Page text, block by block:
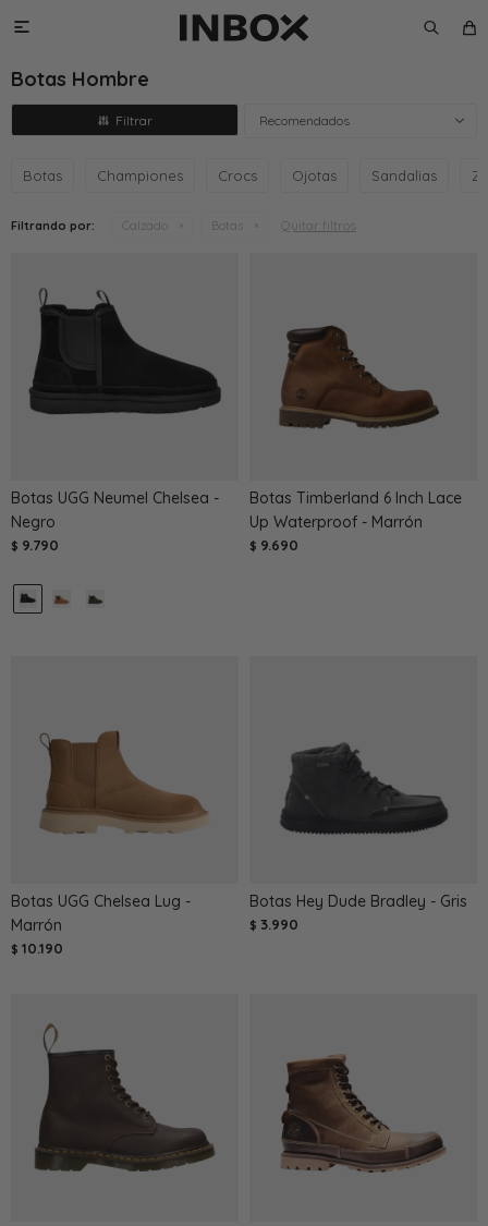

Botas Hombre
Recomendados
Botas Championes Crocs Ojotas Sandalias
Filtrando por: Calzado Botas Quitar filtros
Botas UGG Neumel Chelsea -
Negro
$ 9.790
Botas Timberland 6 Inch Lace
Up Waterproof - Marrón
$ 9.690
Botas UGG Chelsea Lug -
Marrón
$ 10.190
Botas Hey Dude Bradley - Gris
$ 3.990